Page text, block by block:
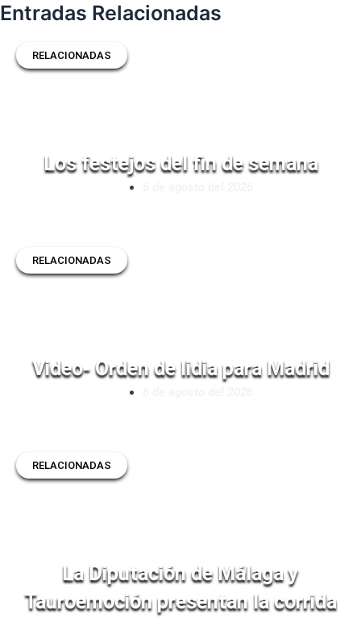
Entradas Relacionadas
RELACIONADAS
Los festejos del fin de semana
RELACIONADAS
Video- Orden de lidia para Madrid
RELACIONADAS
La Diputación de Málaga y
Tauroemoción presentan la corrida